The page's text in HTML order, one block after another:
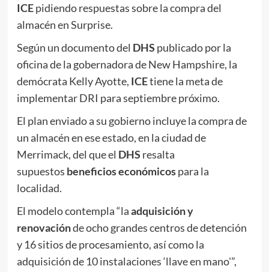
ICEpidiendo respuestas sobre la compra del
almacén en Surprise.
Según un documento del DHS publicado por la
oficina de la gobernadora de New Hampshire, la
demócrata Kelly Ayotte, ICEtiene la meta de
implementar DRI para septiembre próximo.
El plan enviado a su gobierno incluye la compra de
un almacén en ese estado, en la ciudad de
Merrimack, del que el DHS resalta
supuestos beneficios económicospara la
localidad.
El modelo contempla “laadquisición y
renovaciónde ocho grandes centros de detención
y 16 sitios de procesamiento, así como la
adquisición de 10 instalaciones ‘llave en mano'”,